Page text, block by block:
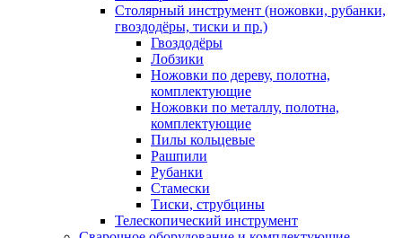
Столярный инструмент (ножовки, рубанки,
гвоздодёры, тиски и пр.)
Гвоздодёры
Лобзики
Ножовки по дереву, полотна,
комплектующие
Ножовки по металлу, полотна,
комплектующие
Пилы кольцевые
Рашпили
Рубанки
Стамески
Тиски, струбцины
Телескопический инструмент